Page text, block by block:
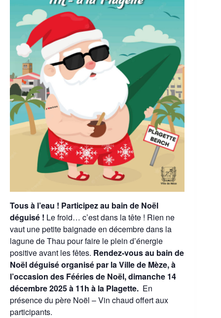
Tous à l’eau ! Participez au bain de Noël
déguisé ! Le froid… c’est dans la tête ! Rien ne
vaut une petite baignade en décembre dans la
lagune de Thau pour faire le plein d’énergie
positive avant les fêtes. Rendez-vous au bain de
Noël déguisé organisé par la Ville de Mèze,à
l’occasion des Fééries de Noël,dimanche 14
décembre 2025 à 11h à la Plagette. En
présence du père Noël – Vin chaud offert aux
participants.